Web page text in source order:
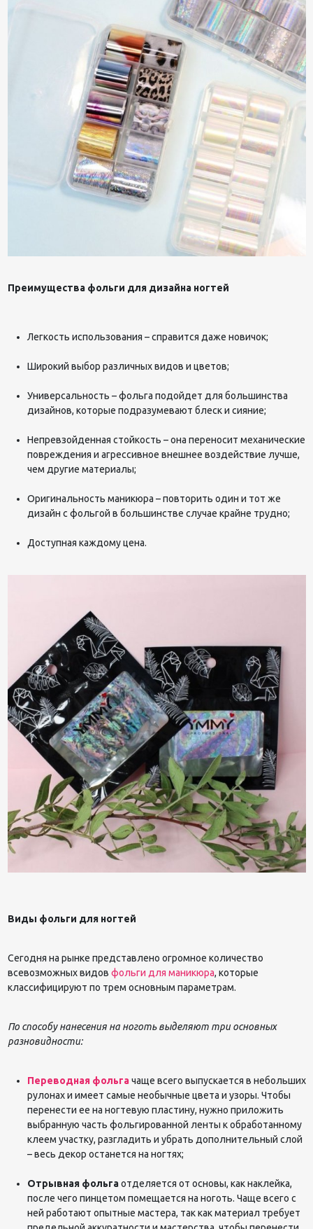
Преимущества фольги для дизайна ногтей
Легкость использования – справится даже новичок;
Широкий выбор различных видов и цветов;
Универсальность – фольга подойдет для большинства
дизайнов, которые подразумевают блеск и сияние;
Непревзойденная стойкость – она переносит механические
повреждения и агрессивное внешнее воздействие лучше,
чем другие материалы;
Оригинальность маникюра – повторить один и тот же
дизайн с фольгой в большинстве случае крайне трудно;
Доступная каждому цена.
Виды фольги для ногтей
Сегодня на рынке представлено огромное количество
всевозможных видов фольги для маникюра, которые
классифицируют по трем основным параметрам.
По способу нанесения на ноготь выделяют три основных
разновидности:
Переводная фольгачаще всего выпускается в небольших
рулонах и имеет самые необычные цвета и узоры. Чтобы
перенести ее на ногтевую пластину, нужно приложить
выбранную часть фольгированной ленты к обработанному
клеем участку, разгладить и убрать дополнительный слой
– весь декор останется на ногтях;
Отрывная фольгаотделяется от основы, как наклейка,
после чего пинцетом помещается на ноготь. Чаще всего с
ней работают опытные мастера, так как материал требует